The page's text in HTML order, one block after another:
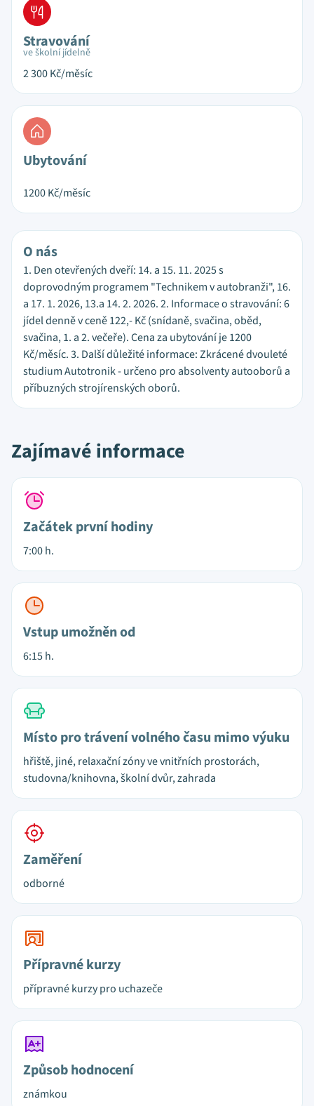
Stravování
ve školní jídelně
2 300Kč/měsíc
Ubytování
1200Kč/měsíc
O nás
1. Den otevřených dveří: 14. a 15. 11. 2025 s
doprovodným programem "Technikem v autobranži", 16.
a 17. 1. 2026, 13.a 14. 2. 2026. 2. Informace o stravování: 6
jídel denně v ceně 122,- Kč (snídaně, svačina, oběd,
svačina, 1. a 2. večeře). Cena za ubytování je 1200
Kč/měsíc. 3. Další důležité informace: Zkrácené dvouleté
studium Autotronik - určeno pro absolventy autooborů a
příbuzných strojírenských oborů.
Zajímavé informace
Začátek první hodiny
7:00 h.
Vstup umožněn od
6:15 h.
Místo pro trávení volného času mimo výuku
hřiště, jiné, relaxační zóny ve vnitřních prostorách,
studovna/knihovna, školní dvůr, zahrada
Zaměření
odborné
Přípravné kurzy
přípravné kurzy pro uchazeče
Způsob hodnocení
známkou